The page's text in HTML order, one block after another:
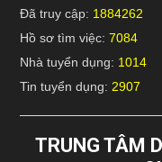
Đã truy cập: 1884262
Hồ sơ tìm việc: 7084
Nhà tuyển dụng: 1014
Tin tuyển dụng: 2907
TRUNG TÂM